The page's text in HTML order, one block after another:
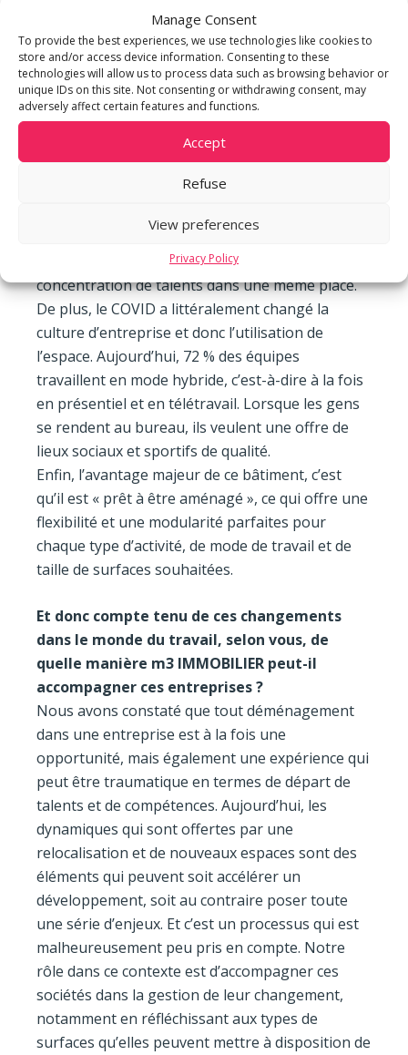
Manage Consent
To provide the best experiences, we use technologies like cookies to
store and/or access device information. Consenting to these
technologies will allow us to process data such as browsing behavior or
unique IDs on this site. Not consenting or withdrawing consent, may
adversely affect certain features and functions.
Accept
Refuse
View preferences
Privacy Policy
Genève. Celui-ci se transforme en « Zürich-West
», ce nouveau district de bureaux administratifs
et parties commerciales qui s’est développé à
quelques encablures de Zürich grâce au
développement des transports publics. Pour une
société, s’implanter dans le quartier de Lancy-
Pont Rouge, ce n’est donc pas seulement
rejoindre des espaces neufs, c’est avant tout
l’expérience professionnelle des collaborateurs
grâce à un système de networking issu de cette
concentration de talents dans une même place.
De plus, le COVID a littéralement changé la
culture d’entreprise et donc l’utilisation de
l’espace. Aujourd’hui, 72 % des équipes
travaillent en mode hybride, c’est-à-dire à la fois
en présentiel et en télétravail. Lorsque les gens
se rendent au bureau, ils veulent une offre de
lieux sociaux et sportifs de qualité.
Enfin, l’avantage majeur de ce bâtiment, c’est
qu’il est « prêt à être aménagé », ce qui offre une
flexibilité et une modularité parfaites pour
chaque type d’activité, de mode de travail et de
taille de surfaces souhaitées.
Et donc compte tenu de ces changements
dans le monde du travail, selon vous, de
quelle manière m3 IMMOBILIER peut-il
accompagner ces entreprises ?
Nous avons constaté que tout déménagement
dans une entreprise est à la fois une
opportunité, mais également une expérience qui
peut être traumatique en termes de départ de
talents et de compétences. Aujourd’hui, les
dynamiques qui sont offertes par une
relocalisation et de nouveaux espaces sont des
éléments qui peuvent soit accélérer un
développement, soit au contraire poser toute
une série d’enjeux. Et c’est un processus qui est
malheureusement peu pris en compte. Notre
rôle dans ce contexte est d’accompagner ces
sociétés dans la gestion de leur changement,
notamment en réfléchissant aux types de
surfaces qu’elles peuvent mettre à disposition de